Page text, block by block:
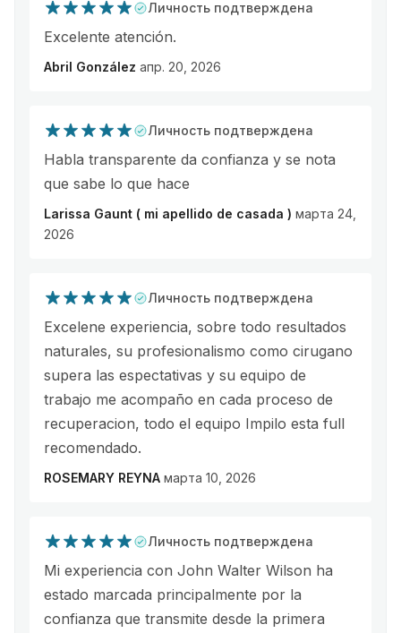
Личность подтверждена
Excelente atención.
Abril González апр. 20, 2026
Личность подтверждена
Habla transparente da confianza y se nota
que sabe lo que hace
Larissa Gaunt ( mi apellido de casada ) марта 24,
2026
Личность подтверждена
Excelene experiencia, sobre todo resultados
naturales, su profesionalismo como cirugano
supera las espectativas y su equipo de
trabajo me acompaño en cada proceso de
recuperacion, todo el equipo Impilo esta full
recomendado.
ROSEMARY REYNA марта 10, 2026
Личность подтверждена
Mi experiencia con John Walter Wilson ha
estado marcada principalmente por la
confianza que transmite desde la primera